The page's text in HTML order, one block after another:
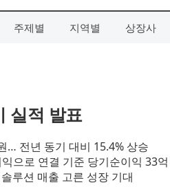
주제별 지역별 상장사
실적 발표
… 전년 동기 대비 15.4% 상승
으로 연결 기준 당기순이익 33
루션 매출 고른 성장 기대